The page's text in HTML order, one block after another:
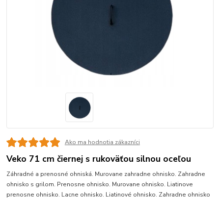
Ako ma hodnotia zákazníci
Veko 71 cm čiernej s rukoväťou silnou oceľou
Záhradné a prenosné ohniská. Murovane zahradne ohnisko. Zahradne
ohnisko s grilom. Prenosne ohnisko. Murovane ohnisko. Liatinove
prenosne ohnisko. Lacne ohnisko. Liatinové ohnisko. Zahradne ohnisko